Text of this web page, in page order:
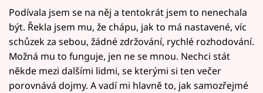
Podívala jsem se na něj a tentokrát jsem to nenechala
být. Řekla jsem mu, že chápu, jak to má nastavené, víc
schůzek za sebou, žádné zdržování, rychlé rozhodování.
Možná mu to funguje, jen ne se mnou. Nechci stát
někde mezi dalšími lidmi, se kterými si ten večer
porovnává dojmy. A vadí mi hlavně to, jak samozřejmé